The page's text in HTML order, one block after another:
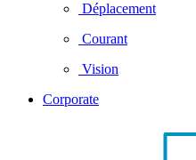
Déplacement
Courant
Vision
Corporate